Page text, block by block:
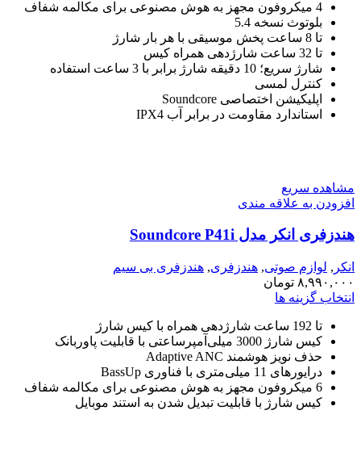
4 میکروفون مجهز به هوش مصنوعی برای مکالمه شفاف
بلوتوث نسخه 5.4
تا 8 ساعت پخش موسیقی با هر بار شارژ
تا 32 ساعت شارژدهی همراه کیس
شارژ سریع؛ 10 دقیقه شارژ برابر با 3 ساعت استفاده
کنترل لمسی
اپلیکیشن اختصاصی Soundcore
استاندارد مقاومت در برابر آب IPX4
مشاهده سریع
افزودن به علاقه مندی
هندزفری انکر مدل Soundcore P41i
انکر , لوازم صوتی, هندزفری, هندزفری بی سیم
۸,۹۹۰,۰۰۰ تومان
انتخاب گزینه ها
تا 192 ساعت شارژدهی همراه با کیس شارژ
کیس شارژ 3000 میلی‌آمپرساعتی با قابلیت پاوربانک
حذف نویز هوشمند Adaptive ANC
درایورهای 11 میلی‌متری با فناوری BassUp
6 میکروفون مجهز به هوش مصنوعی برای مکالمه شفاف
کیس شارژ با قابلیت تبدیل شدن به استند موبایل